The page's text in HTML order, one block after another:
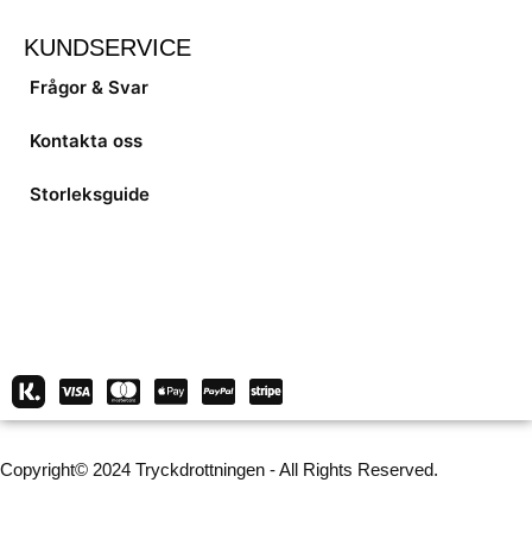
KUNDSERVICE
Frågor & Svar
Kontakta oss
Storleksguide
Copyright© 2024 Tryckdrottningen - All Rights Reserved.